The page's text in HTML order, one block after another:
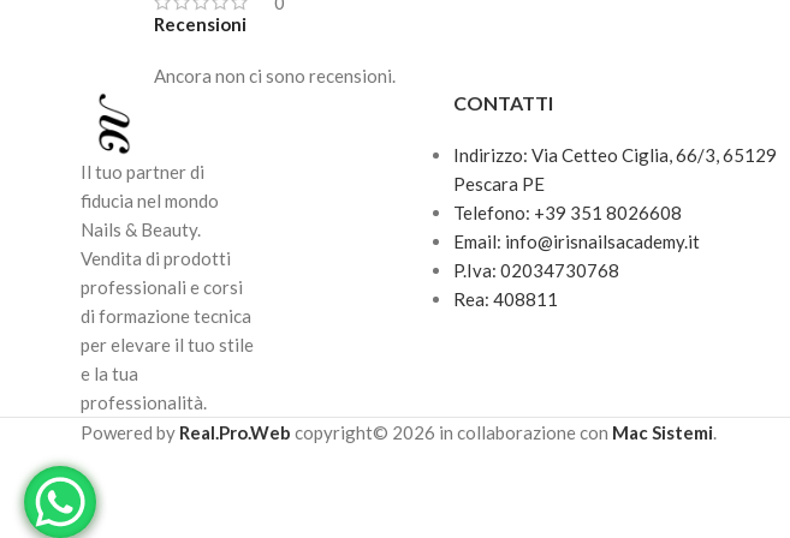
Recensioni
Ancora non ci sono recensioni.
Il tuo partner di
fiducia nel mondo
Nails & Beauty.
Vendita di prodotti
professionali e corsi
di formazione tecnica
per elevare il tuo stile
e la tua
professionalità.
CONTATTI
Indirizzo: Via Cetteo Ciglia, 66/3, 65129
Pescara PE
Telefono: +39 351 8026608
Email: info@irisnailsacademy.it
P.Iva: 02034730768
Rea: 408811
Powered by Real.Pro.Web copyright© 2026 in collaborazione con Mac Sistemi.